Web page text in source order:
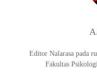
Editor Nalarasa pada
Fakultas